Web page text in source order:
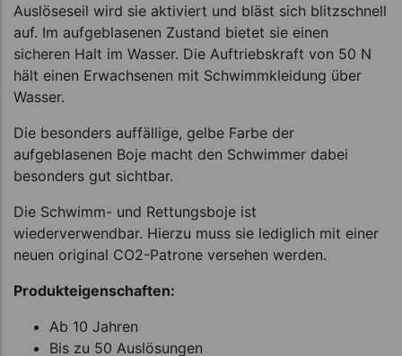
Auslöseseil wird sie aktiviert und bläst sich blitzschnell
auf. Im aufgeblasenen Zustand bietet sie einen
sicheren Halt im Wasser. Die Auftriebskraft von 50 N
hält einen Erwachsenen mit Schwimmkleidung über
Wasser.
Die besonders auffällige, gelbe Farbe der
aufgeblasenen Boje macht den Schwimmer dabei
besonders gut sichtbar.
Die Schwimm- und Rettungsboje ist
wiederverwendbar. Hierzu muss sie lediglich mit einer
neuen original CO2-Patrone versehen werden.
Produkteigenschaften:
Ab 10 Jahren
Bis zu 50 Auslösungen